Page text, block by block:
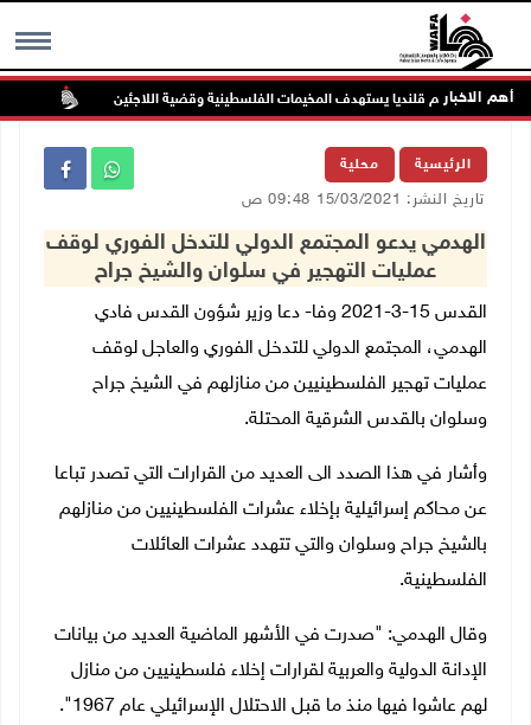
MENU أهم الاخبار
على مخيم قلنديا يستهدف المخيمات الفلسطينية وقضية اللاجئين
الرئيسية محلية
تاريخ النشر: 15/03/2021 09:48 ص
الهدمي يدعو المجتمع الدولي للتدخل الفوري لوقف
عمليات التهجير في سلوان والشيخ جراح
القدس 15-3-2021 وفا- دعا وزير شؤون القدس فادي
الهدمي، المجتمع الدولي للتدخل الفوري والعاجل لوقف
عمليات تهجير الفلسطينيين من منازلهم في الشيخ جراح
وسلوان بالقدس الشرقية المحتلة.
وأشار في هذا الصدد الى العديد من القرارات التي تصدر تباعا
عن محاكم إسرائيلية بإخلاء عشرات الفلسطينيين من منازلهم
بالشيخ جراح وسلوان والتي تتهدد عشرات العائلات
الفلسطينية.
وقال الهدمي: "صدرت في الأشهر الماضية العديد من بيانات
الإدانة الدولية والعربية لقرارات إخلاء فلسطينيين من منازل
لهم عاشوا فيها منذ ما قبل الاحتلال الإسرائيلي عام 1967".